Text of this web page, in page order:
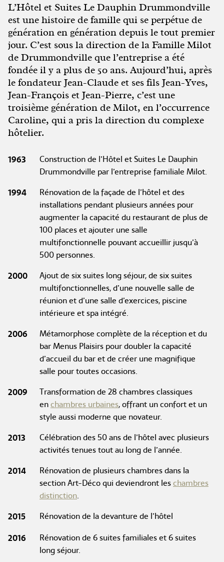
L’Hôtel et Suites Le Dauphin Drummondville
est une histoire de famille qui se perpétue de
génération en génération depuis le tout premier
jour. C’est sous la direction de la Famille Milot
de Drummondville que l’entreprise a été
fondée il y a plus de 50 ans. Aujourd’hui, après
le fondateur Jean-Claude et ses fils Jean-Yves,
Jean-François et Jean-Pierre, c’est une
troisième génération de Milot, en l’occurrence
Caroline, qui a pris la direction du complexe
hôtelier.
1963
Construction de l’Hôtel et Suites Le Dauphin
Drummondville par l’entreprise familiale Milot.
1994
Rénovation de la façade de l’hôtel et des
installations pendant plusieurs années pour
augmenter la capacité du restaurant de plus de
100 places et ajouter une salle
multifonctionnelle pouvant accueillir jusqu’à
500 personnes.
2000
Ajout de six suites long séjour, de six suites
multifonctionnelles, d’une nouvelle salle de
réunion et d’une salle d’exercices, piscine
intérieure et spa intégré.
2006
Métamorphose complète de la réception et du
bar Menus Plaisirs pour doubler la capacité
d’accueil du bar et de créer une magnifique
salle pour toutes occasions.
2009
Transformation de 28 chambres classiques
enchambres urbaines, offrant un confort et un
style aussi moderne que novateur.
2013
Célébration des 50 ans de l’hôtel avec plusieurs
activités tenues tout au long de l’année.
2014
Rénovation de plusieurs chambres dans la
section Art-Déco qui deviendront leschambres
distinction.
2015 Rénovation de la devanture de l’hôtel
2016
Rénovation de 6 suites familiales et 6 suites
long séjour.